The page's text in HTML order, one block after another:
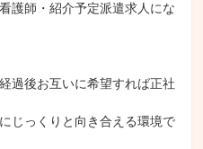
護師・紹介予定派遣求人にな
過後お互いに希望すれば正社
じっくりと向き合える環境で